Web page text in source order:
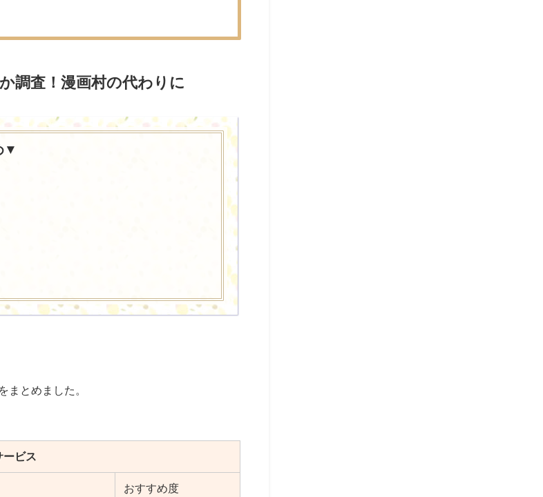
調査！漫画村の代わりに
▼
まとめました。
ービス
おすすめ度